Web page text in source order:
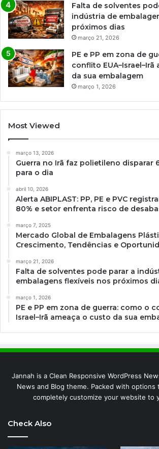
Falta de solventes
indústria de
próximos dias
março 21, 2026
PE e PP em zona de
conflito EUA–Israel–Irã
da sua embalagem
março 1, 2026
Most Viewed
março 13, 2026
Guerra no Irã faz polietileno disparar
para o dia
abril 10, 2026
Alerta ABIPLAST: PP, PE e PVC
80% e setor enfrenta risco de
março 7, 2025
Mercado Global de Embalagens
Crescimento, Tendências e
março 21, 2026
Falta de solventes pode parar a
embalagens flexíveis nos próximos
março 1, 2026
PE e PP em zona de guerra: como o
Israel–Irã ameaça o custo da sua
Jannah is a Clean Responsive WordPress
News and Blog theme. Packed with options
completely customize your website to
Check Also